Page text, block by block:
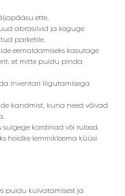
ette.
abrasiivid ja koguge
parketile.
eemaldamiseks kasutage
et mitte puidu pinda
inventari liigutamisega
kandmist, kuna need võivad
sulgege kardinad või rulood.
hoidke lemmiklooma küüsi
puidu kuivatamisest ja